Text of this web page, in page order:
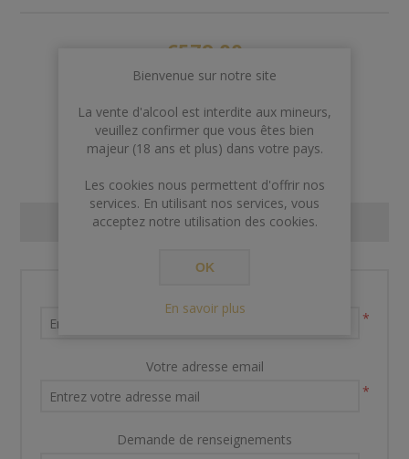
€579,00
AJOUTER AU PANIER
CONTACT US
*
Votre adresse email
*
Demande de renseignements
Bienvenue sur notre site
La vente d'alcool est interdite aux mineurs,
veuillez confirmer que vous êtes bien
majeur (18 ans et plus) dans votre pays.
Les cookies nous permettent d'offrir nos
services. En utilisant nos services, vous
acceptez notre utilisation des cookies.
OK
En savoir plus